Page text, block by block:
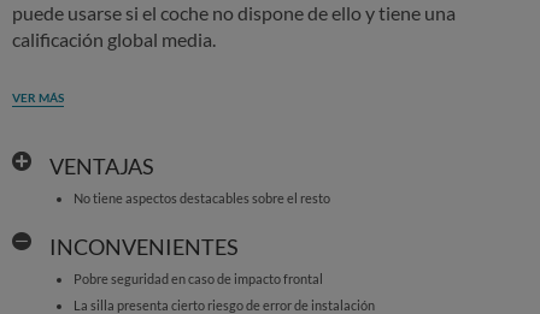
puede usarse si el coche no dispone de ello y tiene una
calificación global media.
VER MÁS
VENTAJAS
No tiene aspectos destacables sobre el resto
INCONVENIENTES
Pobre seguridad en caso de impacto frontal
La silla presenta cierto riesgo de error de instalación